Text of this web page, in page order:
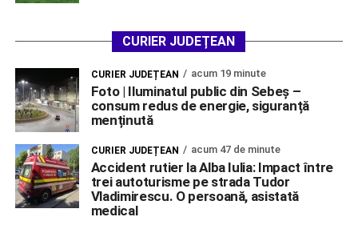
CURIER JUDEȚEAN
CURIER JUDEȚEAN acum 19 minute
Foto | Iluminatul public din Sebeș –
consum redus de energie, siguranță
menținută
CURIER JUDEȚEAN acum 47 de minute
Accident rutier la Alba Iulia: Impact între
trei autoturisme pe strada Tudor
Vladimirescu. O persoană, asistată
medical